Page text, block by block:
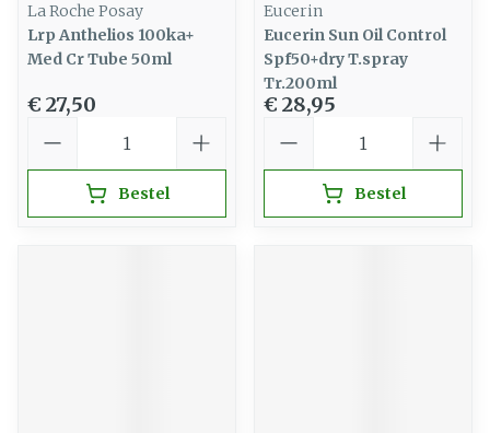
La Roche Posay
Lrp Anthelios 100ka+
Med Cr Tube 50ml
€ 27,50
Bestel
Eucerin
Eucerin Sun Oil Control
Spf50+dry T.spray
Tr.200ml
€ 28,95
Bestel